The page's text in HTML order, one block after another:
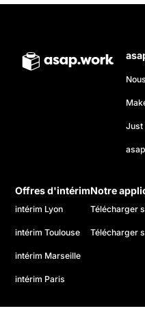
Just
Offres d'intérim
intérim Lyon
intérim Toulouse
intérim Marseille
intérim Paris
Notre
Télécharger
Télécharger